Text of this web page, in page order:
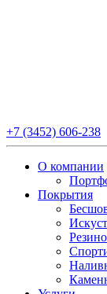
+7 (3452) 606-238
О компании
Покрытия